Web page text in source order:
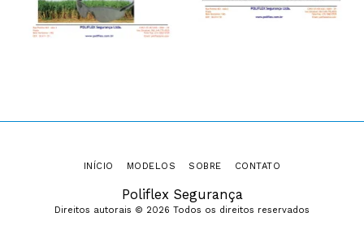
Poliflex Segurança
Direitos autorais © 2026 Todos os direitos reservados
INÍCIO MODELOS SOBRE CONTATO